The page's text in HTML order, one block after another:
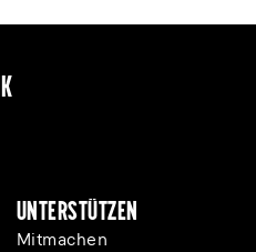
Unterstützen
Mitmachen